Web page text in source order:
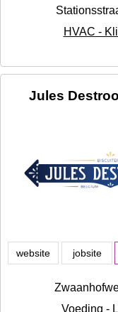
HVAC -
Jules
website jobsite
Voeding -